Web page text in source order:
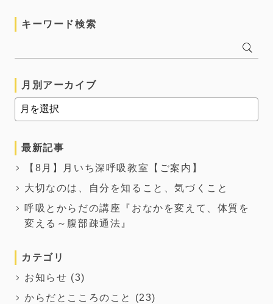
キーワード検索
月別アーカイブ
最新記事
【8月】月いち深呼吸教室【ご案内】
大切なのは、自分を知ること、気づくこと
呼吸とからだの講座『おなかを変えて、体質を
変える～腹部疎通法』
カテゴリ
お知らせ (3)
からだとこころのこと
(23)